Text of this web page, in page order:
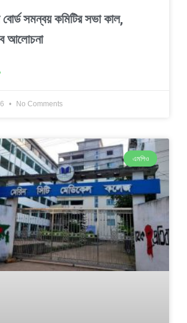
সমন্বয় কমিটির সভা কাল,
আলোচনা
No Comments
এমপিও